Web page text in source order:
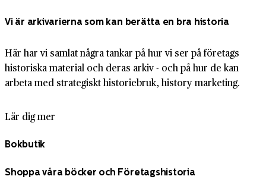
Vi är arkivarierna som kan berätta en bra historia
Här har vi samlat några tankar på hur vi ser på företags
historiska material och deras arkiv - och på hur de kan
arbeta med strategiskt historiebruk, history marketing.
Lär dig mer
Bokbutik
Shoppa våra böcker och Företagshistoria